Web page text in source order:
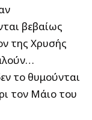
βεβαίως
της Χρυσής
το θυμούνται
τον Μάιο του